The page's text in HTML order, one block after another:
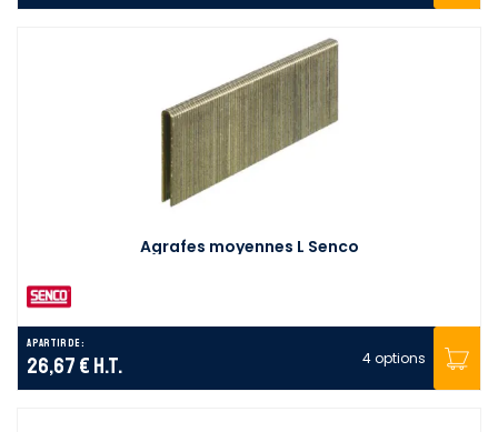
Agrafes moyennes L Senco
A partir de :
26,67 € H.T. 4 options